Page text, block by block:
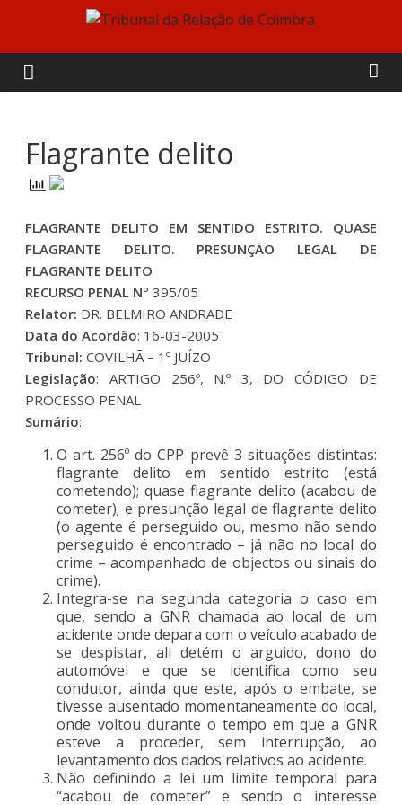
content
Tribunal
da
Relação
de
Coimbra
Flagrante delito
FLAGRANTE DELITO EM SENTIDO ESTRITO. QUASE
FLAGRANTE DELITO. PRESUNÇÃO LEGAL DE
FLAGRANTE DELITO
RECURSO PENAL Nº 395/05
Relator: DR. BELMIRO ANDRADE
Data do Acordão: 16-03-2005
Tribunal: COVILHÃ – 1º JUÍZO
Legislação: ARTIGO 256º, N.º 3, DO CÓDIGO DE
PROCESSO PENAL
Sumário:
O art. 256º do CPP prevê 3 situações distintas:
flagrante delito em sentido estrito (está
cometendo); quase flagrante delito (acabou de
cometer); e presunção legal de flagrante delito
(o agente é perseguido ou, mesmo não sendo
perseguido é encontrado – já não no local do
crime – acompanhado de objectos ou sinais do
crime).
Integra-se na segunda categoria o caso em
que, sendo a GNR chamada ao local de um
acidente onde depara com o veículo acabado de
se despistar, ali detém o arguido, dono do
automóvel e que se identifica como seu
condutor, ainda que este, após o embate, se
tivesse ausentado momentaneamente do local,
onde voltou durante o tempo em que a GNR
esteve a proceder, sem interrupção, ao
levantamento dos dados relativos ao acidente.
Não definindo a lei um limite temporal para
“acabou de cometer” e sendo o interesse